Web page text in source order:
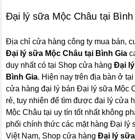
Đại lý sữa Mộc Châu tại Bình
Địa chỉ cửa hàng công ty mua bán,
Đại lý sữa Mộc Châu tại Bình Gia
duy nhất có tại Shop cửa hàngĐại
Bình Gia. Hiện nay trên địa bàn ở tại
cửa hàng đại lý bán Đại lý sữa Mộc
rẻ, tuy nhiên để tìm được đại lý cửa
Mộc Châu tại uy tín tốt nhất không
phối chính thức các mặt hàng Đại lý
Việt Nam, Shop cửa hàngĐại lý